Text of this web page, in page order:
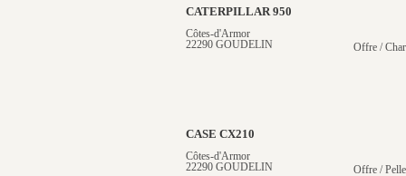
CATERPILLAR 950
Côtes-d'Armor
22290 GOUDELIN
Offre /
CASE CX210
Côtes-d'Armor
22290 GOUDELIN
Offre /